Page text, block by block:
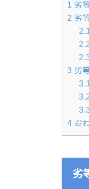
1 劣
2 劣
3 劣
4 お
劣